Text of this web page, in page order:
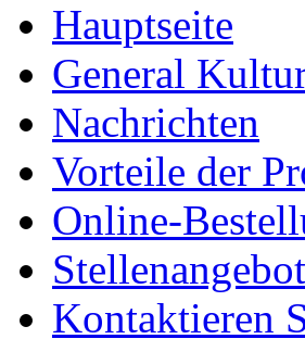
Hauptseite
General
Nachrichten
Vorteile der
Online-
Stellenangebot
Kontaktieren